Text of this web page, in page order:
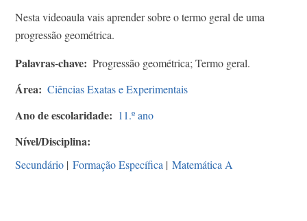
Nesta videoaula vais aprender sobre o termo geral de uma
progressão geométrica.
Palavras-chave Progressão geométrica; Termo geral.
Área Ciências Exatas e Experimentais
Ano de escolaridade 11.º ano
Nível/Disciplina
Secundário | Formação Específica | Matemática A